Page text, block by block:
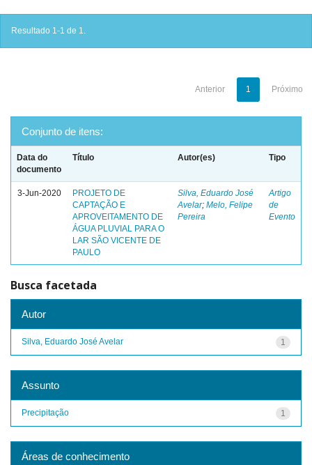
Resultado 1-1 de 1.
Anterior 1 Próximo
Conjunto de itens:
Data do
documento
Título Autor(es) Tipo
3-Jun-2020
PROJETO DE
CAPTAÇÃO E
APROVEITAMENTO DE
ÁGUA PLUVIAL PARA O
LAR SÃO VICENTE DE
PAULO
Silva, Eduardo José
Avelar; Melo, Felipe
Pereira
Artigo
de
Evento
Busca facetada
Autor
1
Silva, Eduardo José Avelar
Assunto
1
Precipitação
Áreas de conhecimento